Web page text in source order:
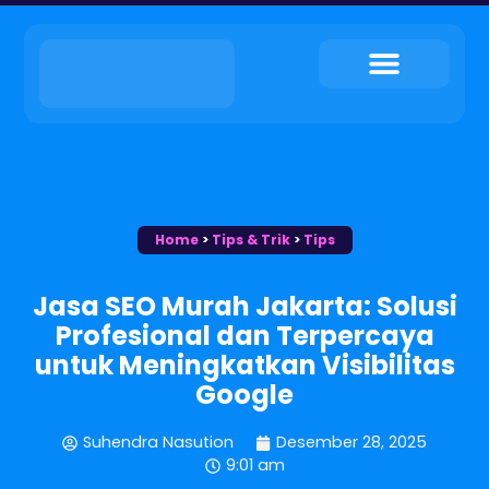
Home> Tips & Trik> Tips
Jasa SEO Murah Jakarta: Solusi
Profesional dan Terpercaya
untuk Meningkatkan Visibilitas
Google
Suhendra Nasution
Desember 28, 2025
9:01 am